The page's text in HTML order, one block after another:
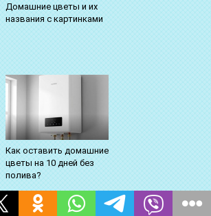
Домашние цветы и их
названия с картинками
Как оставить домашние
цветы на 10 дней без
полива?